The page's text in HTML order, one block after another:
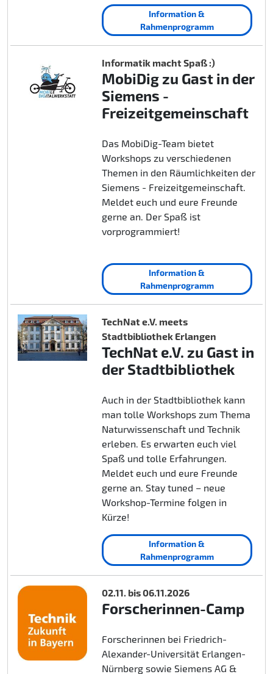
Information &
Rahmenprogramm
Informatik macht Spaß :)
MobiDig zu Gast in der
Siemens -
Freizeitgemeinschaft
Das MobiDig-Team bietet
Workshops zu verschiedenen
Themen in den Räumlichkeiten der
Siemens - Freizeitgemeinschaft.
Meldet euch und eure Freunde
gerne an. Der Spaß ist
vorprogrammiert!
Information &
Rahmenprogramm
TechNat e.V. meets
Stadtbibliothek Erlangen
TechNat e.V. zu Gast in
der Stadtbibliothek
Auch in der Stadtbibliothek kann
man tolle Workshops zum Thema
Naturwissenschaft und Technik
erleben. Es erwarten euch viel
Spaß und tolle Erfahrungen.
Meldet euch und eure Freunde
gerne an. Stay tuned – neue
Workshop-Termine folgen in
Kürze!
Information &
Rahmenprogramm
02.11. bis 06.11.2026
Forscherinnen-Camp
Forscherinnen bei Friedrich-
Alexander-Universität Erlangen-
Nürnberg sowie Siemens AG &